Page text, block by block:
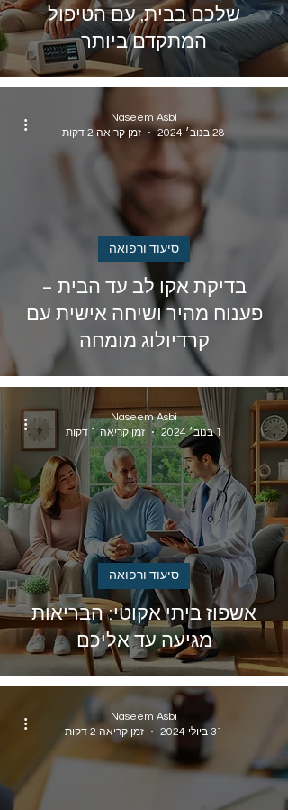
שלכם בבית, עם הטיפול
המתקדם ביותר
בדיקת אקו לב עד הבית –
פענוח מהיר ושיחה אישית עם
קרדיולוג מומחה
סיעוד ורפואה
Naseem Asbi
28 בנוב׳ 2024
זמן קריאה 2 דקות
אשפוז ביתי אקוטי: הבריאות
מגיעה עד אליכם
סיעוד ורפואה
Naseem Asbi
1 בנוב׳ 2024
זמן קריאה 1 דקות
Naseem Asbi
31 ביולי 2024
זמן קריאה 2 דקות